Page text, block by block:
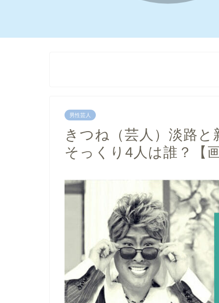
男性芸人
きつね（芸人）淡路
そっくり4人は誰？【